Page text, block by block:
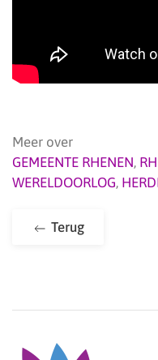
Meer over
GEMEENTE RHENEN,
WERELDOORLOG,
Terug